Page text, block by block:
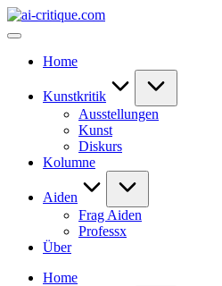
Skip
to
ai-
Home
Kunstkritik
Ausstellungen
Kunst
Diskurs
Kolumne
Aiden
Frag Aiden
Professx
Über
Home